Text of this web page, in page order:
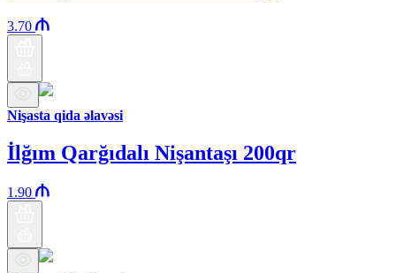
3.70
Nişasta qida əlavəsi
İlğım Qarğıdalı Nişantaşı 200qr
1.90